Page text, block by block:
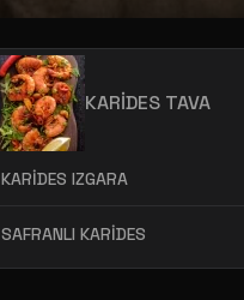
KARİDES TAVA
KARİDES IZGARA
SAFRANLI KARİDES